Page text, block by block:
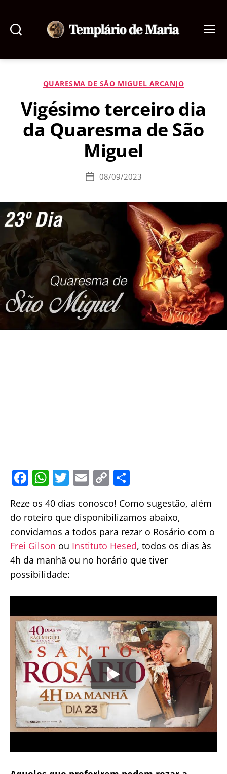
de
Categorias
QUARESMA DE SÃO MIGUEL ARCANJO
Vigésimo terceiro dia
da Quaresma de São
Miguel
Data08/09/2023
F
c
e
b
o
o
k
W
at
s
A
p
p
T
itt
er
E
ai
l
C
p
y
Li
n
ar
e
Reze os 40 dias conosco! Como sugestão, além
do roteiro que disponibilizamos abaixo,
convidamos a todos para rezar o Rosário com o
Frei Gilson ou Instituto Hesed, todos os dias às
4h da manhã ou no horário que tiver
possibilidade: